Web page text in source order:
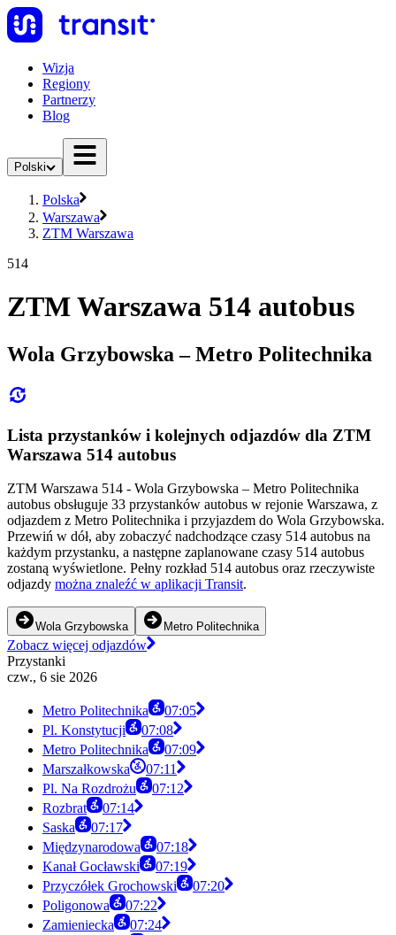
Wizja
Regiony
Partnerzy
Blog
Polski
Polska
Warszawa
ZTM Warszawa
514
ZTM Warszawa 514 autobus
Wola Grzybowska – Metro Politechnika
Lista przystanków i kolejnych odjazdów dla ZTM
Warszawa 514 autobus
ZTM Warszawa 514 - Wola Grzybowska – Metro Politechnika
autobus obsługuje 33 przystanków autobus w rejonie Warszawa, z
odjazdem z Metro Politechnika i przyjazdem do Wola Grzybowska.
Przewiń w dół, aby zobaczyć nadchodzące czasy 514 autobus na
każdym przystanku, a następne zaplanowane czasy 514 autobus
zostaną wyświetlone. Pełny rozkład 514 autobus oraz rzeczywiste
odjazdy można znaleźć w aplikacji Transit.
Wola Grzybowska Metro Politechnika
Zobacz więcej odjazdów
Przystanki
czw., 6 sie 2026
Metro Politechnika
07:05
Pl. Konstytucji
07:08
Metro Politechnika
07:09
Marszałkowska
07:11
Pl. Na Rozdrożu
07:12
Rozbrat
07:14
Saska
07:17
Międzynarodowa
07:18
Kanał Gocławski
07:19
Przyczółek Grochowski
07:20
Poligonowa
07:22
Zamieniecka
07:24